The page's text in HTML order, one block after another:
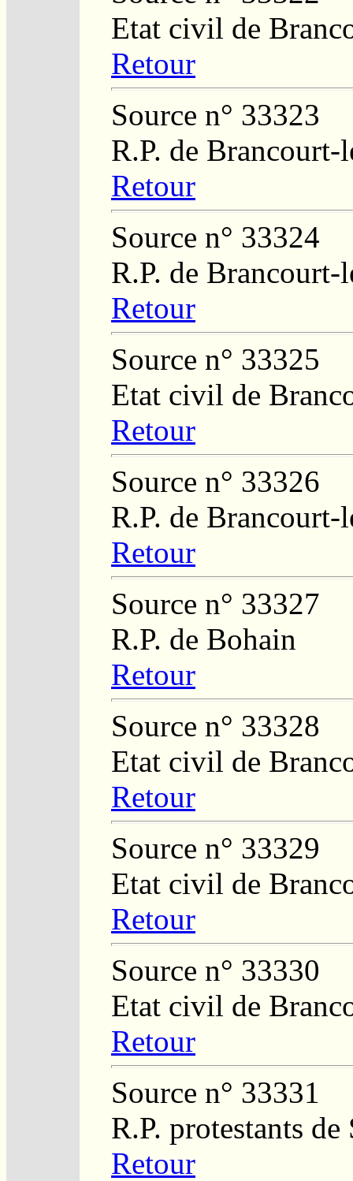
Etat civil de
Retour
Source n° 33323
R.P. de Brancourt-
Retour
Source n° 33324
R.P. de Brancourt-
Retour
Source n° 33325
Etat civil de
Retour
Source n° 33326
R.P. de Brancourt-
Retour
Source n° 33327
R.P. de Bohain
Retour
Source n° 33328
Etat civil de
Retour
Source n° 33329
Etat civil de
Retour
Source n° 33330
Etat civil de
Retour
Source n° 33331
R.P. protestants
Retour